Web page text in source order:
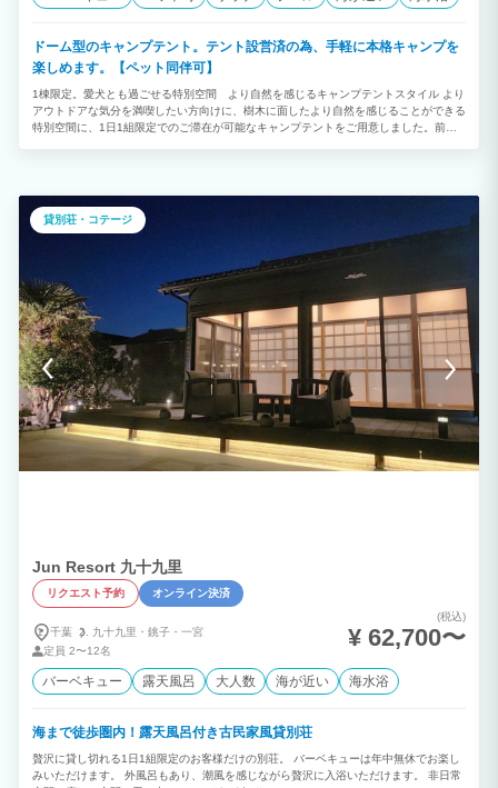
ドーム型のキャンプテント。テント設営済の為、手軽に本格キャンプを
楽しめます。【ペット同伴可】
1棟限定。愛犬とも過ごせる特別空間 より自然を感じるキャンプテントスタイル より
アウトドアな気分を満喫したい方向けに、樹木に面したより自然を感じることができる
特別空間に、1日1組限定でのご滞在が可能なキャンプテントをご用意しました。前面
体験。ワンランク上のアウトドアステイをお楽しみください。
貸別荘・コテージ
Jun Resort 九十九里
リクエスト予約 オンライン決済
千葉 九十九里・ 銚子・ 一宮
定員 2〜12名
(税込)
¥ 62,700〜
バーベキュー 露天風呂 大人数 海が近い 海水浴
海まで徒歩圏内！露天風呂付き古民家風貸別荘
贅沢に貸し切れる1日1組限定のお客様だけの別荘。 バーベキューは年中無休でお楽し
みいただけます。 外風呂もあり、潮風を感じながら贅沢に入浴いただけます。 非日常